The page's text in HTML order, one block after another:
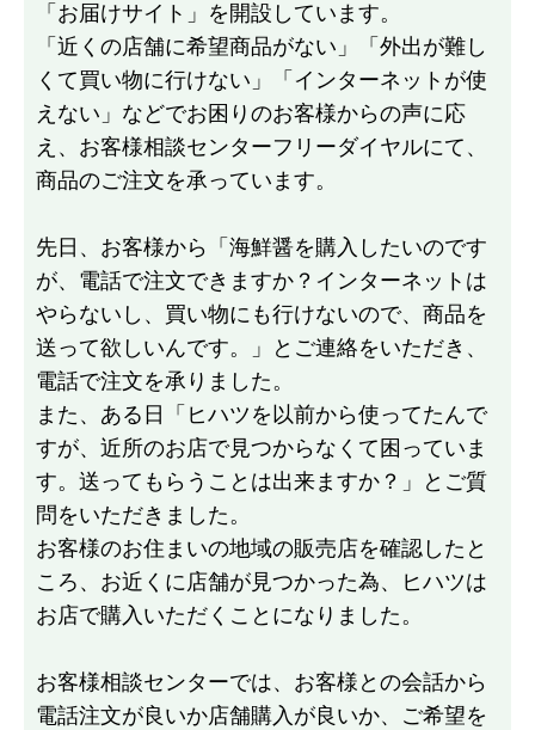
「お届けサイト」を開設しています。
「近くの店舗に希望商品がない」「外出が難し
くて買い物に行けない」「インターネットが使
えない」などでお困りのお客様からの声に応
え、お客様相談センターフリーダイヤルにて、
商品のご注文を承っています。
先日、お客様から「海鮮醤を購入したいのです
が、電話で注文できますか？インターネットは
やらないし、買い物にも行けないので、商品を
送って欲しいんです。」とご連絡をいただき、
電話で注文を承りました。
また、ある日「ヒハツを以前から使ってたんで
すが、近所のお店で見つからなくて困っていま
す。送ってもらうことは出来ますか？」とご質
問をいただきました。
お客様のお住まいの地域の販売店を確認したと
ころ、お近くに店舗が見つかった為、ヒハツは
お店で購入いただくことになりました。
お客様相談センターでは、お客様との会話から
電話注文が良いか店舗購入が良いか、ご希望を